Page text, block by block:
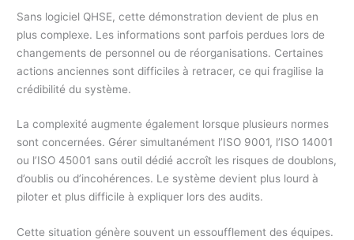
Sans logiciel QHSE, cette démonstration devient de plus en
plus complexe. Les informations sont parfois perdues lors de
changements de personnel ou de réorganisations. Certaines
actions anciennes sont difficiles à retracer, ce qui fragilise la
crédibilité du système.
La complexité augmente également lorsque plusieurs normes
sont concernées. Gérer simultanément l’ISO 9001, l’ISO 14001
ou l’ISO 45001 sans outil dédié accroît les risques de doublons,
d’oublis ou d’incohérences. Le système devient plus lourd à
piloter et plus difficile à expliquer lors des audits.
Cette situation génère souvent un essoufflement des équipes.